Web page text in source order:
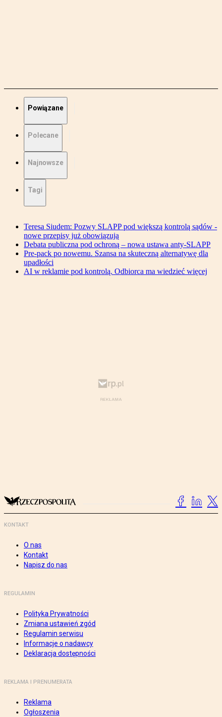
Powiązane
Polecane
Najnowsze
Tagi
Teresa Siudem: Pozwy SLAPP pod większą kontrolą sądów -
nowe przepisy już obowiązują
Debata publiczna pod ochroną – nowa ustawa anty-SLAPP
Pre-pack po nowemu. Szansa na skuteczną alternatywę dla
upadłości
AI w reklamie pod kontrolą. Odbiorca ma wiedzieć więcej
KONTAKT
O nas
Kontakt
Napisz do nas
REGULAMIN
Polityka Prywatności
Zmiana ustawień zgód
Regulamin serwisu
Informacje o nadawcy
Deklaracja dostępności
REKLAMA I PRENUMERATA
Reklama
Ogłoszenia